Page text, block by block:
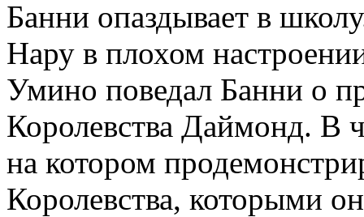
Банни опаздывает в
Нару в плохом
Умино поведал Банни о
Королевства Даймонд. В
на котором
Королевства, которыми